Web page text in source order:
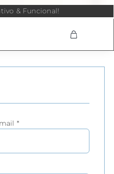
& Funcional!
*Obrigatório